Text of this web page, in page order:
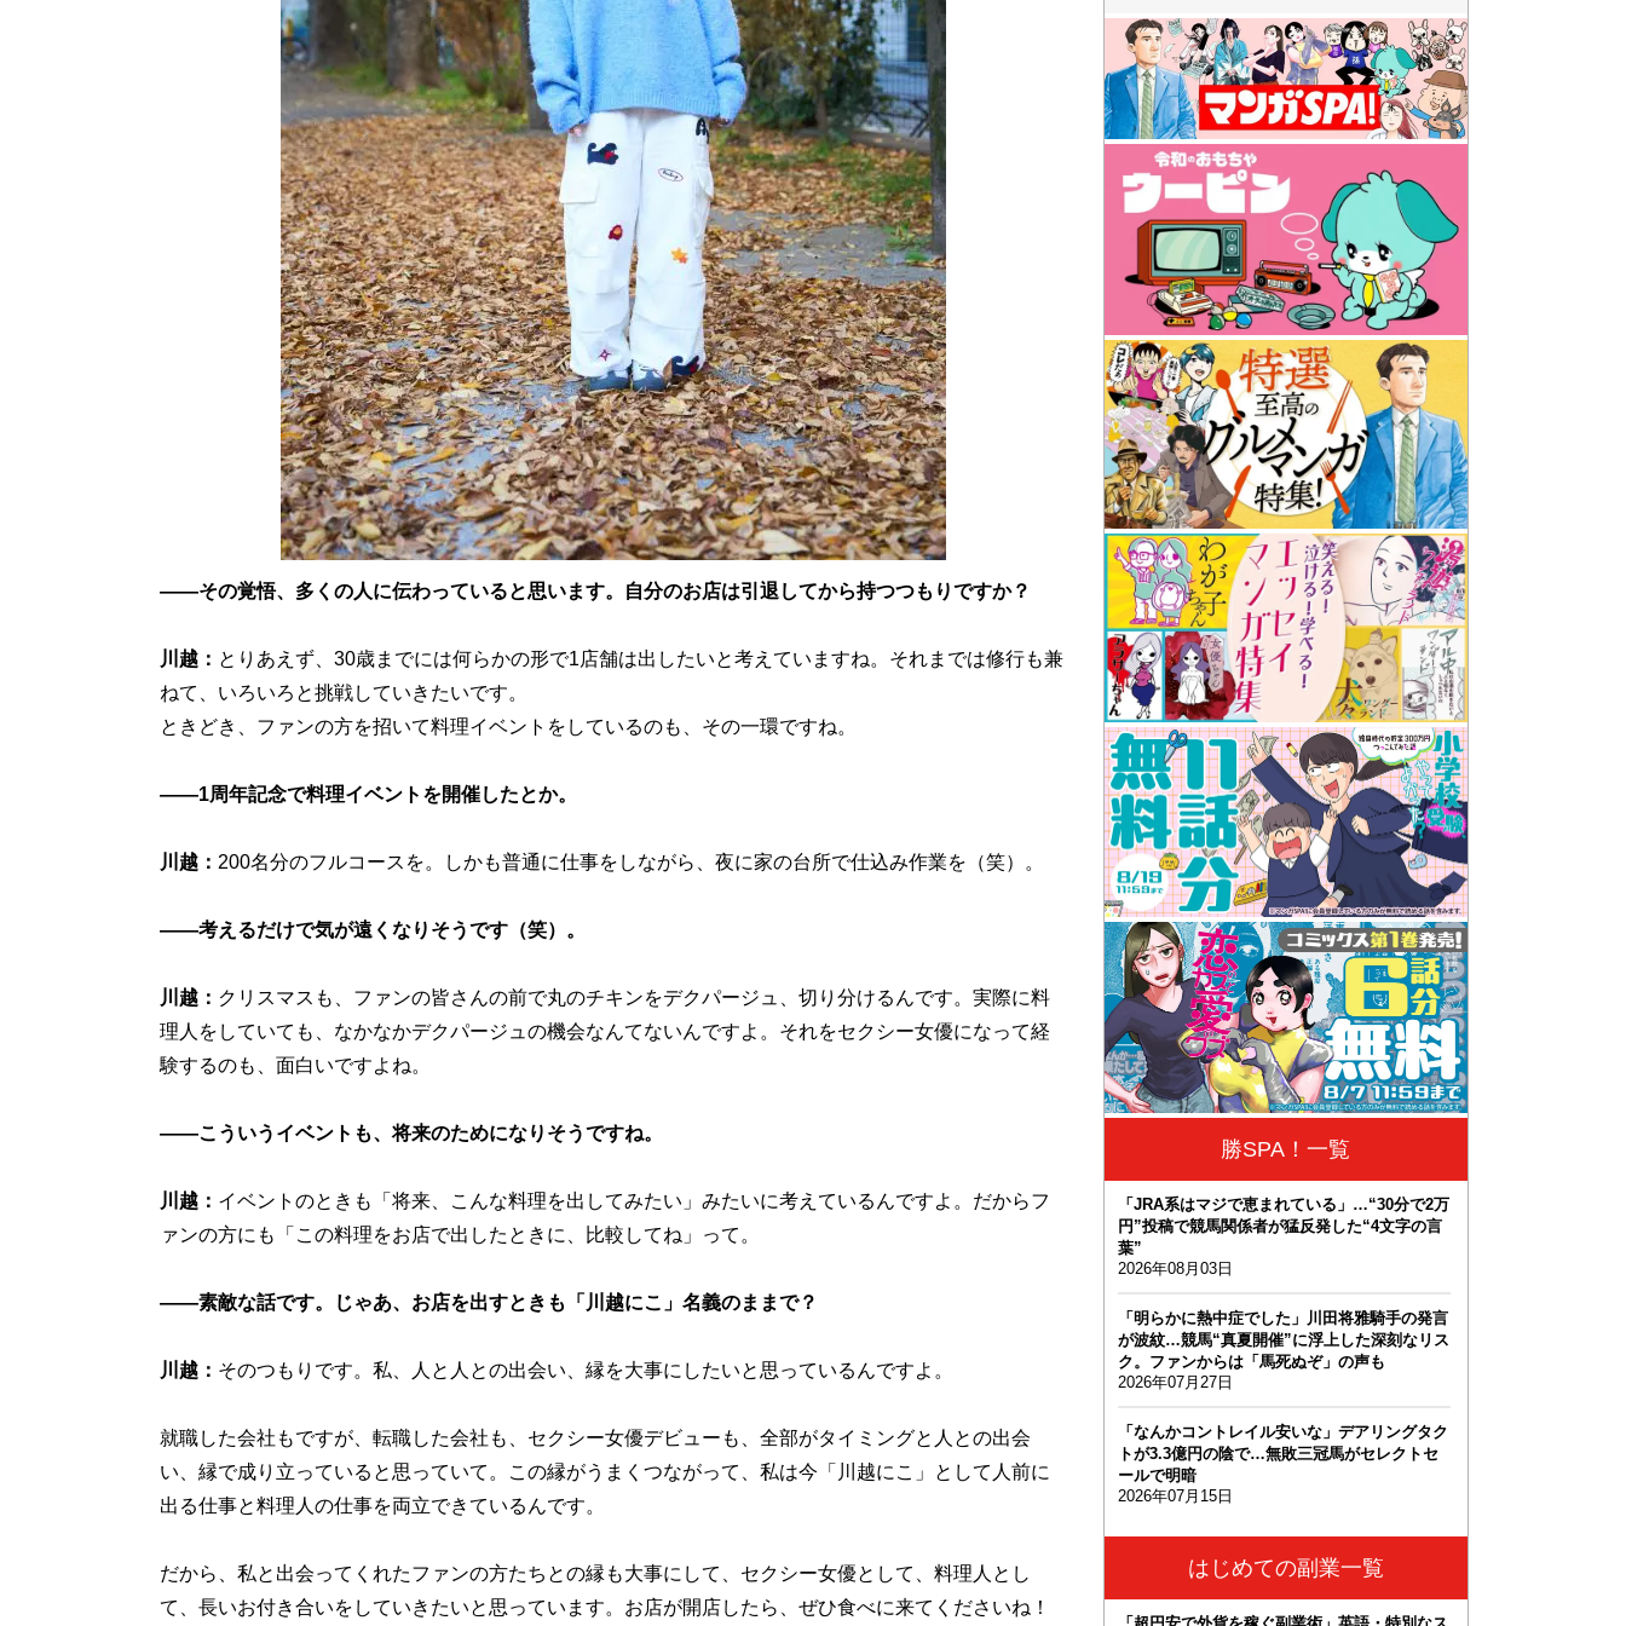
――その覚悟、多くの人に伝わっていると思います。自分のお店は引退してから持つつもりですか？
川越： とりあえず、30歳までには何らかの形で1店舗は出したいと考えていますね。それまでは修行も兼
ねて、いろいろと挑戦していきたいです。
ときどき、ファンの方を招いて料理イベントをしているのも、その一環ですね。
――1周年記念で料理イベントを開催したとか。
川越： 200名分のフルコースを。しかも普通に仕事をしながら、夜に家の台所で仕込み作業を（笑）。
――考えるだけで気が遠くなりそうです（笑）。
川越： クリスマスも、ファンの皆さんの前で丸のチキンをデクパージュ、切り分けるんです。実際に料
理人をしていても、なかなかデクパージュの機会なんてないんですよ。それをセクシー女優になって経
験するのも、面白いですよね。
――こういうイベントも、将来のためになりそうですね。
川越： イベントのときも「将来、こんな料理を出してみたい」みたいに考えているんですよ。だからフ
ァンの方にも「この料理をお店で出したときに、比較してね」って。
――素敵な話です。じゃあ、お店を出すときも「川越にこ」名義のままで？
川越： そのつもりです。私、人と人との出会い、縁を大事にしたいと思っているんですよ。
就職した会社もですが、転職した会社も、セクシー女優デビューも、全部がタイミングと人との出会
い、縁で成り立っていると思っていて。この縁がうまくつながって、私は今「川越にこ」として人前に
出る仕事と料理人の仕事を両立できているんです。
だから、私と出会ってくれたファンの方たちとの縁も大事にして、セクシー女優として、料理人とし
て、長いお付き合いをしていきたいと思っています。お店が開店したら、ぜひ食べに来てくださいね！
勝SPA！一覧
「JRA系はマジで恵まれている」…“30分で2万
円”投稿で競馬関係者が猛反発した“4文字の言
葉”
2026年08月03日
「明らかに熱中症でした」川田将雅騎手の発言
が波紋…競馬“真夏開催”に浮上した深刻なリス
ク。ファンからは「馬死ぬぞ」の声も
2026年07月27日
「なんかコントレイル安いな」デアリングタク
トが3.3億円の陰で…無敗三冠馬がセレクトセ
ールで明暗
2026年07月15日
はじめての副業一覧